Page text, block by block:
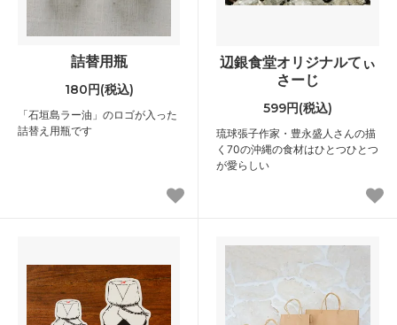
詰替用瓶
180円(税込)
「石垣島ラー油」のロゴが入った
詰替え用瓶です
辺銀食堂オリジナルてぃ
さーじ
599円(税込)
琉球張子作家・豊永盛人さんの描
く70の沖縄の食材はひとつひとつ
が愛らしい